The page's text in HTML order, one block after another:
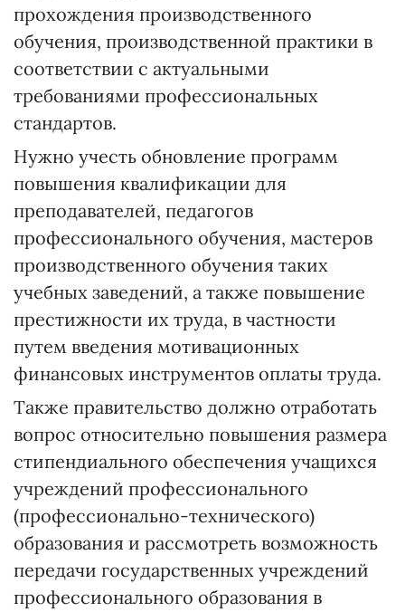
прохождения производственного
обучения, производственной практики в
соответствии с актуальными
требованиями профессиональных
стандартов.
Нужно учесть обновление программ
повышения квалификации для
преподавателей, педагогов
профессионального обучения, мастеров
производственного обучения таких
учебных заведений, а также повышение
престижности их труда, в частности
путем введения мотивационных
финансовых инструментов оплаты труда.
Также правительство должно отработать
вопрос относительно повышения размера
стипендиального обеспечения учащихся
учреждений профессионального
(профессионально-технического)
образования и рассмотреть возможность
передачи государственных учреждений
профессионального образования в